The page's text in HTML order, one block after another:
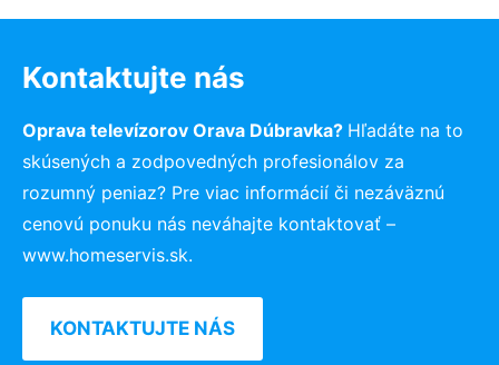
Kontaktujte nás
Oprava televízorov Orava Dúbravka? Hľadáte na to
skúsených a zodpovedných profesionálov za
rozumný peniaz? Pre viac informácií či nezáväznú
cenovú ponuku nás neváhajte kontaktovať –
www.homeservis.sk.
KONTAKTUJTE NÁS